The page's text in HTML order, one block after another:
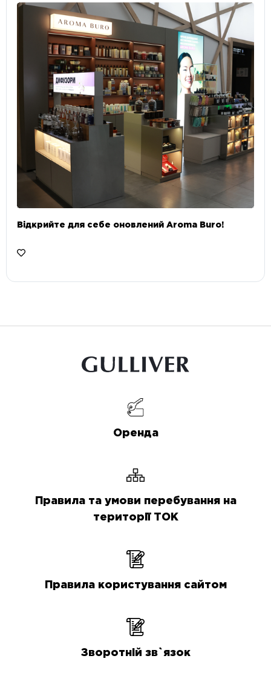
Відкрийте для себе оновлений Aroma Buro! ⠀
Оренда
Правила та умови перебування на
території ТОК
Правила користування сайтом
Зворотній зв`язок